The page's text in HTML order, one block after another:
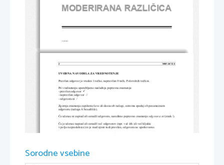
© RIC 2008
MODERIRANA RAZLIČICA
2 N081-241-2-2
UVODNA NAVODILA ZA VREDNOTENJE
Pravilen odgovor je vreden 1 točko, nepravilen 0 točk. Polovičnih točk ni.
Pri vrednotenju uporabljamo naslednja popravna znamenja:
- pravilen odgovor 9
- nepravilen odgovor  //
- odgovora ni  /
Zgornja znamenja zapišemo levo ali desno ob nalogi, oziroma spodaj ob posameznem
odgovoru (naloga A besedišče).
Če učenec ni zapisal ali označil odgovora, naredimo popravno znamenje odgovora ni (znak /).
Če je učenec napisal ali označil več odgovorov (npr. več črk ali več kljukic
v polja razpredelnice) in je med njimi tudi pravilen, odgovora ne upoštevamo.
Sorodne vsebine